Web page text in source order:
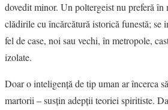
CRONICI DE FILM
INTERVIU
DOSAR DE IDEI
dovedit minor. Un poltergeist nu preferă în
clădirile cu încărcătură istorică funestă; se
fel de case, noi sau vechi, în metropole,
izolate.
Doar o inteligenţă de tip uman ar încerca
martorii – susţin adepţii teoriei spiritiste.